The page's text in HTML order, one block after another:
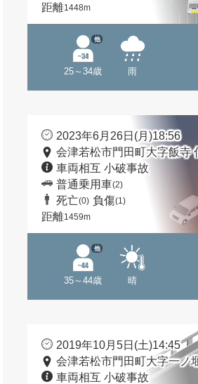
距離1448m
25～34歳
他
雨
2023年6月26日(月)18:56
会津若松市門田町大字飯寺
車両相互 小破事故
普通乗用車(2)
死亡(0) 負傷(1)
距離1459m
35～44歳
他
晴
2019年10月5日(土)14:45
会津若松市門田町大字一ノ
車両相互 小破事故